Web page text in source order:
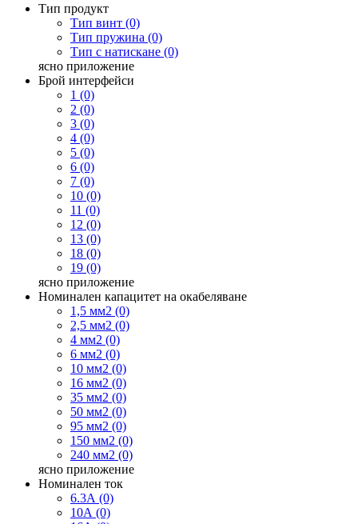
Тип продукт
Тип винт (0)
Тип пружина (0)
Тип с натискане (0)
ясно приложение
Брой интерфейси
1 (0)
2 (0)
3 (0)
4 (0)
5 (0)
6 (0)
7 (0)
10 (0)
11 (0)
12 (0)
13 (0)
18 (0)
19 (0)
ясно приложение
Номинален капацитет на окабеляване
1,5 мм2 (0)
2,5 мм2 (0)
4 мм2 (0)
6 мм2 (0)
10 мм2 (0)
16 мм2 (0)
35 мм2 (0)
50 мм2 (0)
95 мм2 (0)
150 мм2 (0)
240 мм2 (0)
ясно приложение
Номинален ток
6.3А (0)
10А (0)